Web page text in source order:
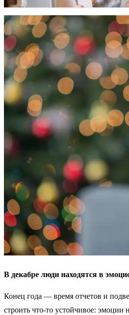
В декабре люди находятся в
Конец года — время отчетов и
строить что-то устойчивое: эмоции